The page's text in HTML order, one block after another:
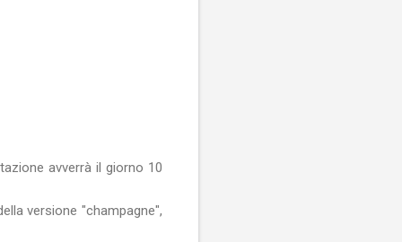
avverrà il giorno 10
versione "champagne",